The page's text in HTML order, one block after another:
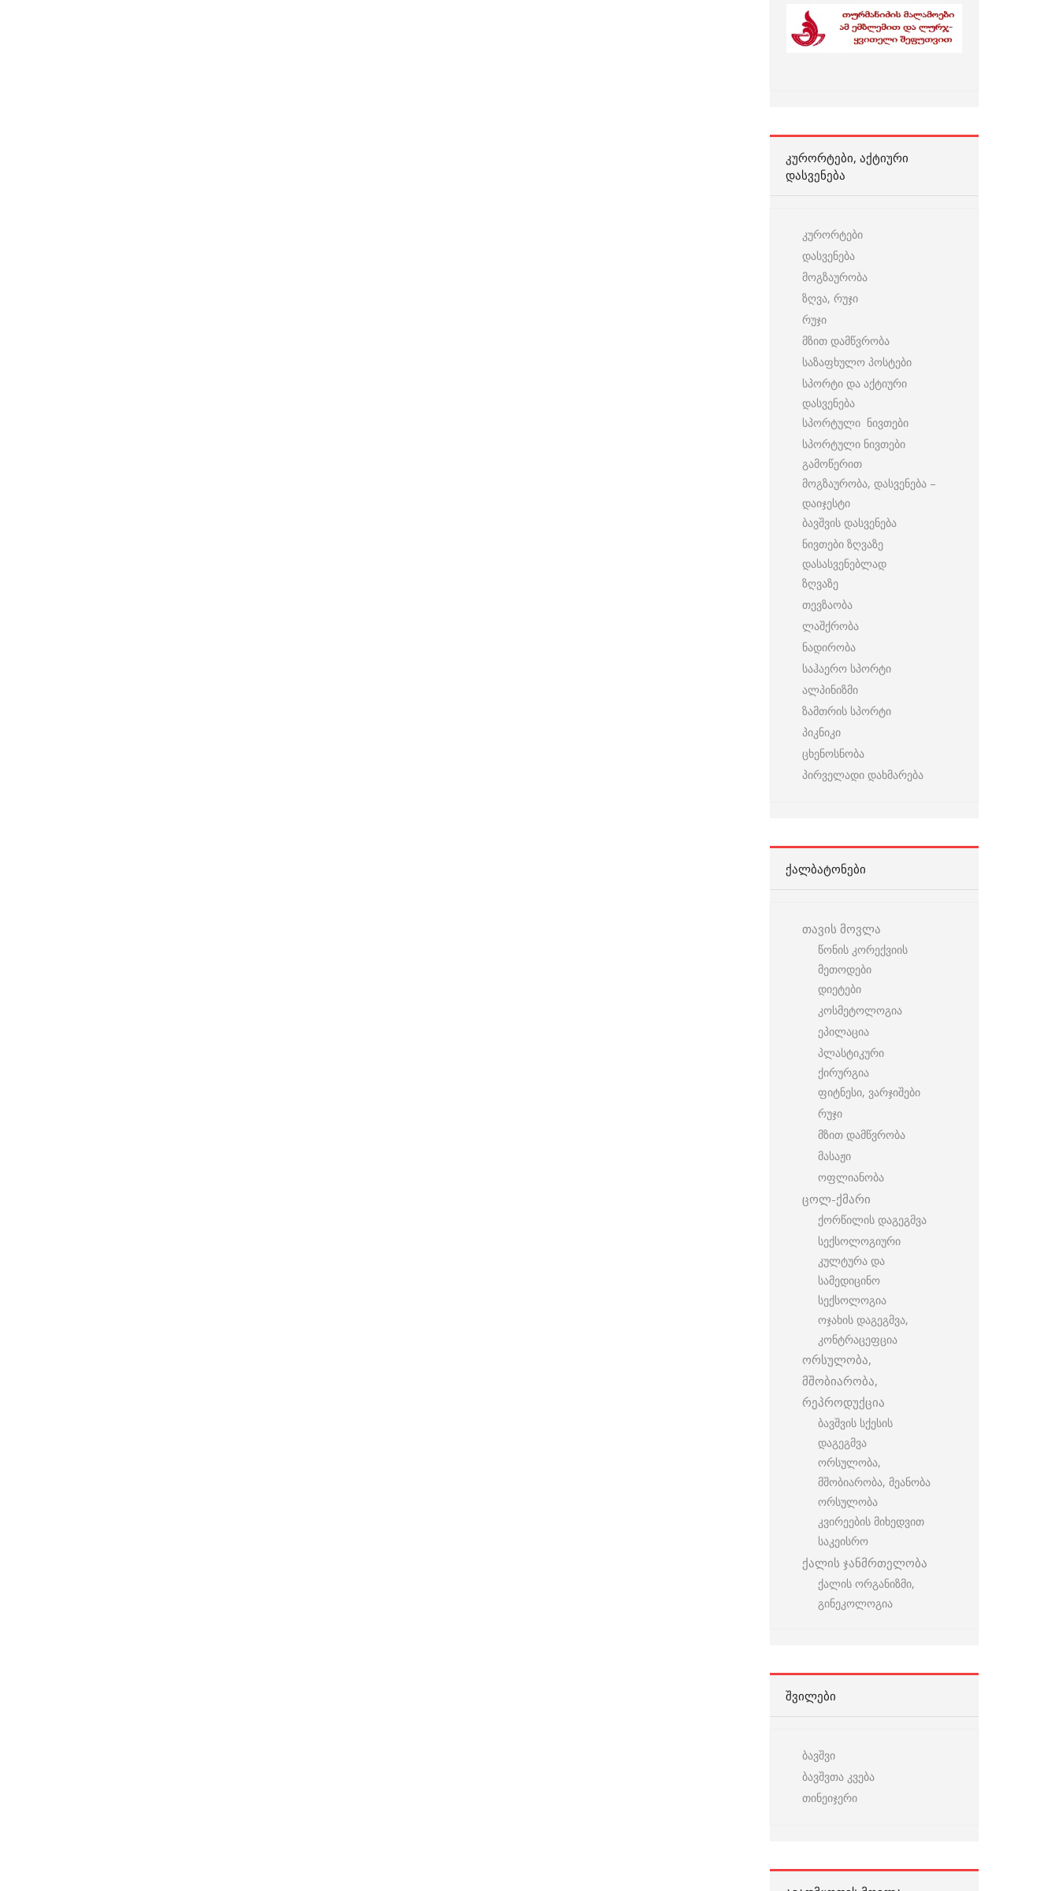
ᲙᲣᲠᲝᲠᲢᲔᲑᲘ, ᲐᲥᲢᲘᲣᲠᲘ
ᲓᲐᲡᲕᲔᲜᲔᲑᲐ
კურორტები
დასვენება
მოგზაურობა
ზღვა, რუჯი
რუჯი
მზით დამწვრობა
საზაფხულო პოსტები
სპორტი და აქტიური
დასვენება
სპორტული ნივთები
სპორტული ნივთები
გამოწერით
მოგზაურობა, დასვენება –
დაიჯესტი
ბავშვის დასვენება
ნივთები ზღვაზე
დასასვენებლად
ზღვაზე
თევზაობა
ლაშქრობა
ნადირობა
საჰაერო სპორტი
ალპინიზმი
ზამთრის სპორტი
პიკნიკი
ცხენოსნობა
პირველადი დახმარება
ᲥᲐᲚᲑᲐᲢᲝᲜᲔᲑᲘ
თავის მოვლა
წონის კორექვიის
მეთოდები
დიეტები
კოსმეტოლოგია
ეპილაცია
პლასტიკური
ქირურგია
ფიტნესი, ვარჯიშები
რუჯი
მზით დამწვრობა
მასაჟი
ოფლიანობა
ცოლ-ქმარი
ქორწილის დაგეგმვა
სექსოლოგიური
კულტურა და
სამედიცინო
სექსოლოგია
ოჯახის დაგეგმვა,
კონტრაცეფცია
ორსულობა,
მშობიარობა,
რეპროდუქცია
ბავშვის სქესის
დაგეგმვა
ორსულობა,
მშობიარობა, მეანობა
ორსულობა
კვირეების მიხედვით
საკეისრო
ქალის ჯანმრთელობა
ქალის ორგანიზმი,
გინეკოლოგია
ᲨᲕᲘᲚᲔᲑᲘ
ბავშვი
ბავშვთა კვება
თინეიჯერი